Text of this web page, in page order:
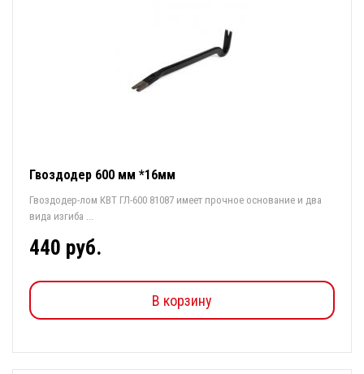
Гвоздодер 600 мм *16мм
Гвоздодер-лом КВТ ГЛ-600 81087 имеет прочное основание и два
вида изгиба ...
440 руб.
В корзину